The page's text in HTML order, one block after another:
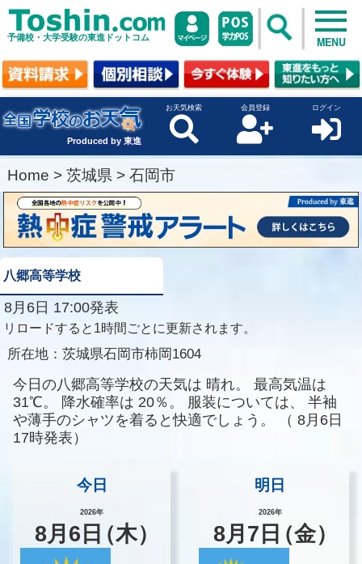
予備校・大学受験の東進ドットコム MENU
Produced by 東進
お天気検索 会員登録 ログイン
Home > 茨城県 > 石岡市
八郷高等学校
8月6日 17:00発表
リロードすると1時間ごとに更新されます。
所在地： 茨城県石岡市柿岡1604
今日の八郷高等学校の天気は 晴れ。
最高気温は
31℃。
降水確率は 20％。 服装については、
半袖
や薄手のシャツを着ると快適でしょう。
（ 8月6日
17時発表）
今日
2026年
8月 6 日（木）
明日
2026年
8月 7 日（金）